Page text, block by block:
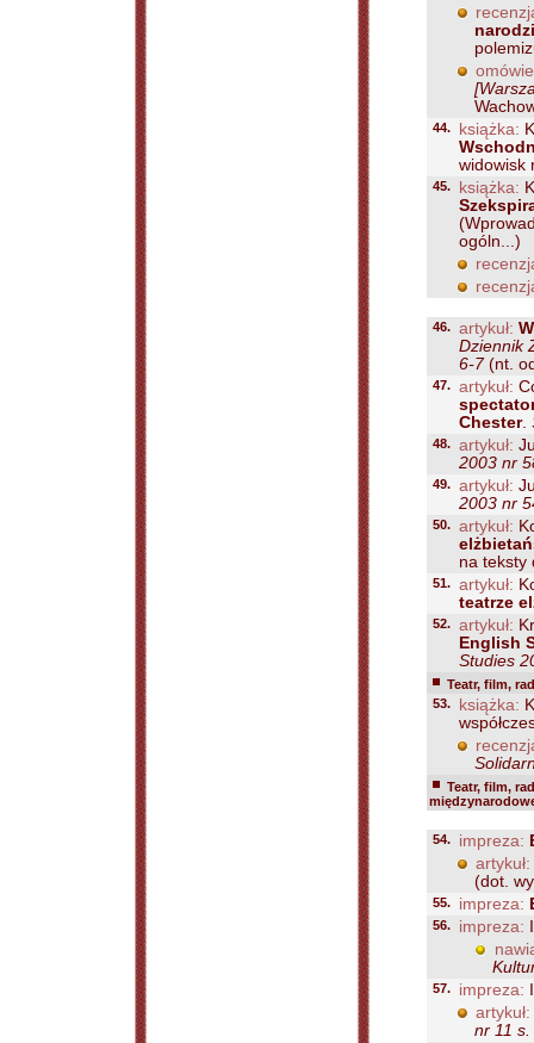
44. książka:
widowisk
45. książka:
ogóln...)
46. artykuł:
Dziennik
6-7(nt.
47. artykuł:
Chester.
48. artykuł:
2003 nr
49. artykuł:
2003 nr
50. artykuł:
na teksty
51. artykuł:
teatrze
52. artykuł:
English
Studies
Teatr, film,
53.
książka:
Teatr, film,
54. impreza:
artykuł:
(dot.
55. impreza:
56. impreza:
57. impreza:
artykuł:
nr 11